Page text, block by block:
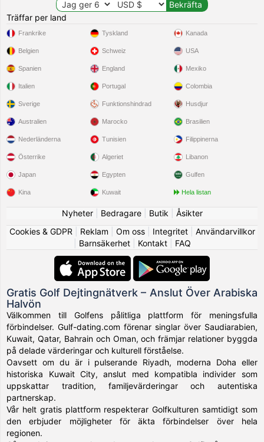
Träffar per land
Frankrike
Belgien
Spanien
Italien
Sverige
Tyskland
Schweiz
England
Portugal
Funktionshindrad
Kanada
USA
Mexiko
Colombia
Husdjur
Australien
Nederländerna
Österrike
Japan
Kina
Marocko
Tunisien
Algeriet
Egypten
Kuwait
Brasilien
Filippinerna
Libanon
Gulfen
Hela listan
Nyheter| Bedragare| Butik
Åsikter
Cookies & GDPR
Reklam Om oss| Integritet| Användarvillkor
Barnsäkerhet| Kontakt| FAQ
Gratis Golf Dejtingnätverk – Anslut Över Arabiska
Halvön
Välkommen till Golfens pålitliga plattform för meningsfulla
förbindelser. Gulf-dating.com förenar singlar över Saudiarabien,
Kuwait, Qatar, Bahrain och Oman, och främjar relationer byggda
på delade värderingar och kulturell förståelse.
Oavsett om du är i pulserande Riyadh, moderna Doha eller
historiska Kuwait City, anslut med kompatibla individer som
uppskattar tradition, familjevärderingar och autentiska
partnerskap.
Vår helt gratis plattform respekterar Golfkulturen samtidigt som
den erbjuder möjligheter för äkta förbindelser över hela
regionen.